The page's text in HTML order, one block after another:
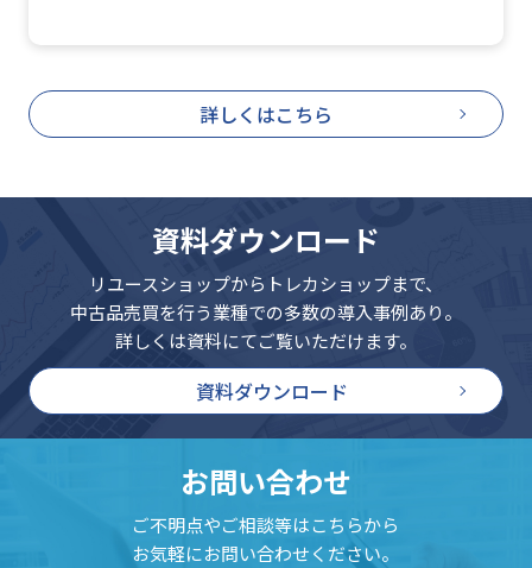
詳しくはこちら
資料ダウンロード
リユースショップからトレカショップまで、
中古品売買を行う業種での多数の導入事例あり。
詳しくは資料にてご覧いただけます。
資料ダウンロード
お問い合わせ
ご不明点やご相談等はこちらから
お気軽にお問い合わせください。